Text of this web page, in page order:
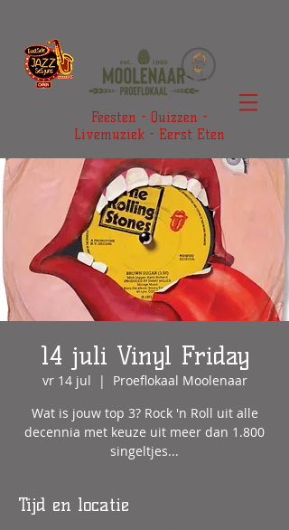
Feesten - Quizzen -
Livemuziek - Eerst Eten
14 juli Vinyl Friday
vr 14 jul
  |
Proeflokaal Moolenaar
Wat is jouw top 3? Rock 'n Roll uit alle
decennia met keuze uit meer dan 1.800
singeltjes...
Tijd en locatie